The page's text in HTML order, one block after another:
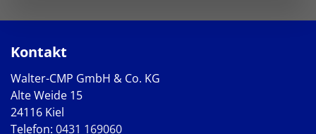
Kontakt
Walter-CMP GmbH & Co. KG
Alte Weide 15
24116 Kiel
Telefon: 0431 169060